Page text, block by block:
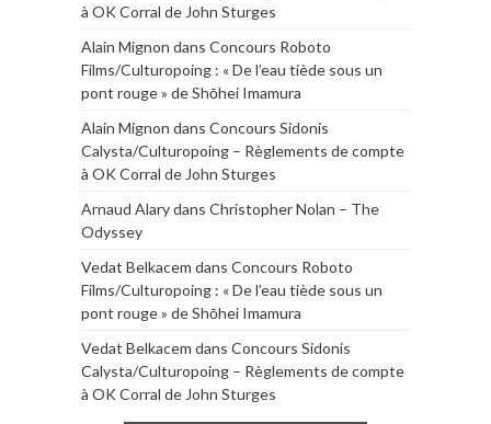
à OK Corral de John Sturges
Alain Mignon dans Concours Roboto
Films/Culturopoing : « De l’eau tiède sous un
pont rouge » de Shōhei Imamura
Alain Mignon dans Concours Sidonis
Calysta/Culturopoing – Règlements de compte
à OK Corral de John Sturges
Arnaud Alarydans Christopher Nolan – The
Odyssey
Vedat Belkacem dans Concours Roboto
Films/Culturopoing : « De l’eau tiède sous un
pont rouge » de Shōhei Imamura
Vedat Belkacem dans Concours Sidonis
Calysta/Culturopoing – Règlements de compte
à OK Corral de John Sturges